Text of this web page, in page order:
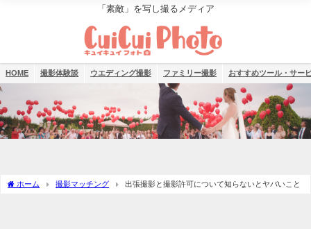
「素敵」を写し撮るメディア
HOME 撮影体験談 ウエディング撮影 ファミリー撮影 おすすめツール・サー
ホーム 撮影マッチング 出張撮影と撮影許可について知らないとヤバいこと